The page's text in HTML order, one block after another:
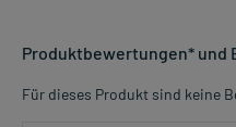
Produktbewertungen* und
Für dieses Produkt sind keine